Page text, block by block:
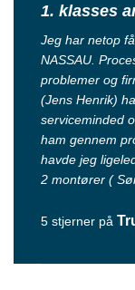
1. klasses
Jeg har netop
NASSAU.
problemer og
(Jens Henrik)
serviceminded
ham gennem
havde jeg
2 montører (
5 stjerner på